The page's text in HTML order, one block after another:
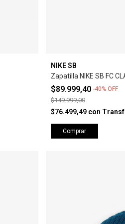
NIKE SB
Zapatilla NIKE SB FC
$89.999,40 -40% OFF
$149.999,00
$76.499,49 con
Comprar